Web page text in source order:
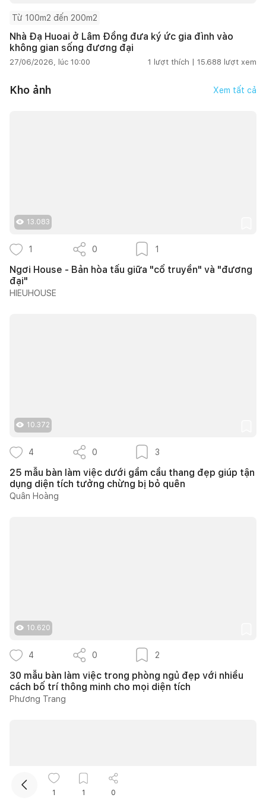
Từ 100m2 đến 200m2
Nhà Đạ Huoai ở Lâm Đồng đưa ký ức gia đình vào
không gian sống đương đại
27/06/2026, lúc 10:00 1 lượt thích | 15.688 lượt xem
Kho ảnh Xem tất cả
13.083
1 0 1
Ngơi House - Bản hòa tấu giữa "cổ truyền" và "đương
đại"
HIEUHOUSE
10.372
4 0 3
25 mẫu bàn làm việc dưới gầm cầu thang đẹp giúp tận
dụng diện tích tưởng chừng bị bỏ quên
Quân Hoàng
10.620
4 0 2
30 mẫu bàn làm việc trong phòng ngủ đẹp với nhiều
cách bố trí thông minh cho mọi diện tích
Phương Trang
1 1 0
Kết nối thiết kế, thi công
Mua sắm hoàn thiện nhà